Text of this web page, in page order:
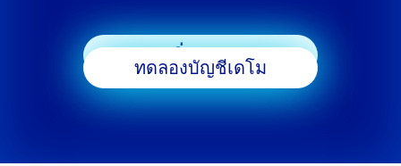
เริ่มเทรด
ทดลองบัญชีเดโม